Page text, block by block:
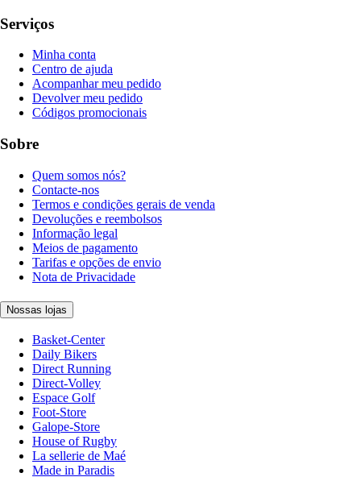
Serviços
Minha conta
Centro de ajuda
Acompanhar meu pedido
Devolver meu pedido
Códigos promocionais
Sobre
Quem somos nós?
Contacte-nos
Termos e condições gerais de venda
Devoluções e reembolsos
Informação legal
Meios de pagamento
Tarifas e opções de envio
Nota de Privacidade
Nossas lojas
Basket-Center
Daily Bikers
Direct Running
Direct-Volley
Espace Golf
Foot-Store
Galope-Store
House of Rugby
La sellerie de Maé
Made in Paradis